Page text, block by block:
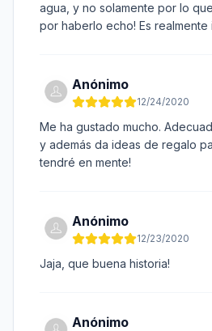
agua, y no solamente por lo
por haberlo echo! Es realmente
Anónimo
12/24/2020
Me ha gustado mucho.
y además da ideas de regalo
tendré en mente!
Anónimo
12/23/2020
Jaja, que buena historia!
Anónimo